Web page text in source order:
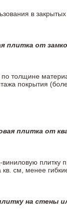
в
плитка от
по толщине
покрытия
плитка от
см, менее
на стены